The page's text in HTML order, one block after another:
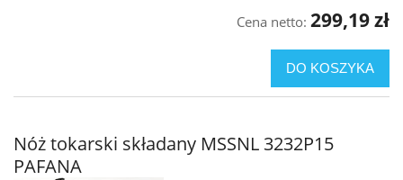
Cena netto: 299,19 zł
DO KOSZYKA
Nóż tokarski składany MSSNL 3232P15
PAFANA